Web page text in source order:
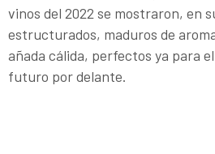
vinos del 2022 se mostraron, en
estructurados, maduros de
añada cálida, perfectos ya para
futuro por delante.